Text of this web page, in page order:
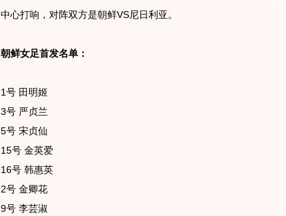
中心打响，对阵双方是朝鲜VS尼日利亚。
朝鲜女足首发名单：
1号 田明姬
3号 严贞兰
5号 宋贞仙
15号 金英爱
16号 韩惠英
2号 金卿花
9号 李芸淑